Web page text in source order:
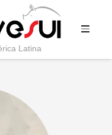
Latina